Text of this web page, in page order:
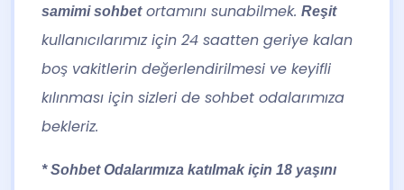
samimi sohbetortamını sunabilmek. Reşit
kullanıcılarımız için 24 saatten geriye kalan
boş vakitlerin değerlendirilmesi ve keyifli
kılınması için sizleri de sohbet odalarımıza
bekleriz.
* Sohbet Odalarımıza katılmak için 18 yaşını